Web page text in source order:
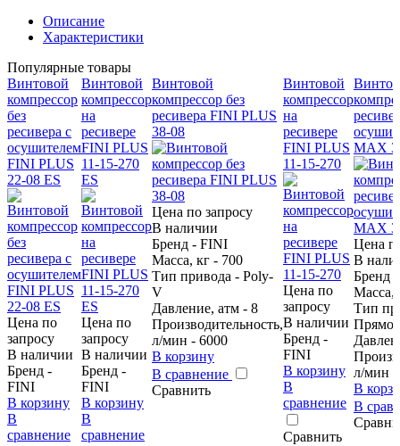
Описание
Характеристики
Популярные товары
Винтовой
компрессор
без
ресивера с
осушителем
FINI PLUS
22-08 ES
Цена по
запросу
В наличии
Бренд -
FINI
В корзину
В
сравнение
Винтовой
компрессор
на
ресивере
FINI PLUS
11-15-270
ES
Цена по
запросу
В наличии
Бренд -
FINI
В корзину
В
сравнение
Винтовой
компрессор без
ресивера FINI PLUS
38-08
Цена по запросу
В наличии
Бренд - FINI
Масса, кг - 700
Тип привода - Poly-
V
Давление, атм - 8
Производительность,
л/мин - 6000
В корзину
В сравнение
Сравнить
Винтовой
компрессор
на
ресивере
FINI PLUS
11-15-270
Цена по
запросу
В наличии
Бренд -
FINI
В корзину
В
сравнение
Сравнить
MAX
Цена
В
Бренд
Масса,
Тип
л/мин -
В
В